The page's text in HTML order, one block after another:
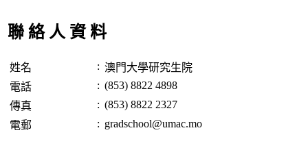
聯 絡 人 資 料
姓名 : 澳門大學研究生院
電話
: (853) 8822 4898
傳真
: (853) 8822 2327
電郵
: gradschool@umac.mo